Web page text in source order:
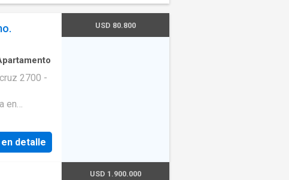
y
y
por
a la
lo cual
con las
podrán
deberá
2700 -
en
detalle
USD 80.800
USD 1.900.000